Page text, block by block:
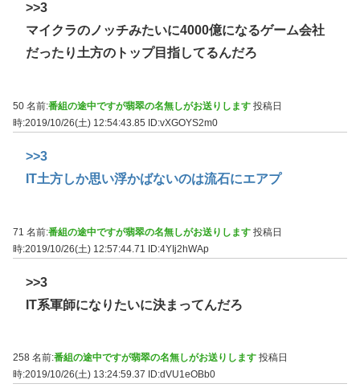
>>3
マイクラのノッチみたいに4000億になるゲーム会社
だったり土方のトップ目指してるんだろ
50 名前:番組の途中ですが翡翠の名無しがお送りします 投稿日
時:2019/10/26(土) 12:54:43.85
ID:vXGOYS2m0
>>3
IT土方しか思い浮かばないのは流石にエアプ
71 名前:番組の途中ですが翡翠の名無しがお送りします 投稿日
時:2019/10/26(土) 12:57:44.71 ID:4YIj2hWAp
>>3
IT系軍師になりたいに決まってんだろ
258 名前:番組の途中ですが翡翠の名無しがお送りします 投稿日
時:2019/10/26(土) 13:24:59.37
ID:dVU1eOBb0